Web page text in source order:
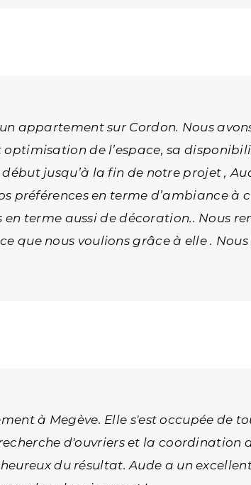
appartement sur Cordon. Nous
de l’espace, sa
jusqu’à la fin de notre projet ,
préférences en terme d’ambiance
terme aussi de décoration.. Nous
que nous voulions grâce à elle .
à Megève. Elle s'est occupée de
d'ouvriers et la coordination
du résultat. Aude a un